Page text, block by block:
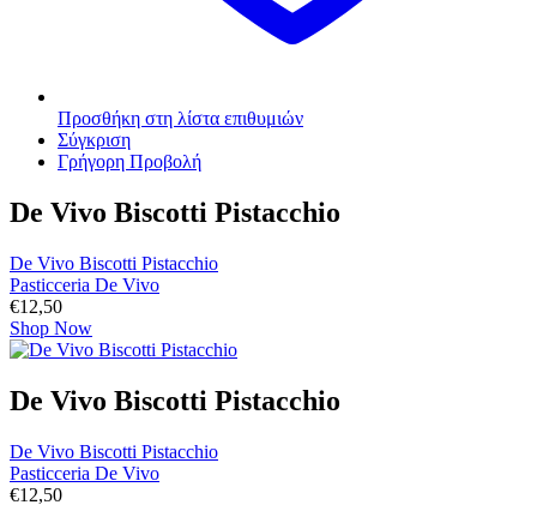
Προσθήκη στη λίστα επιθυμιών
Σύγκριση
Γρήγορη Προβολή
De Vivo Biscotti Pistacchio
De Vivo Biscotti Pistacchio
Pasticceria De Vivo
€12,50
Shop Now
De Vivo Biscotti Pistacchio
De Vivo Biscotti Pistacchio
Pasticceria De Vivo
€12,50